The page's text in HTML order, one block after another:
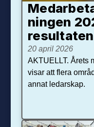
ningen
resultaten
20 april 2026
AKTUELLT. Årets
visar att flera
annat ledarskap.